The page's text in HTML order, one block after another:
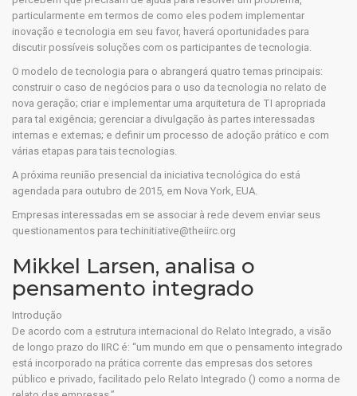
particularmente em termos de como eles podem implementar
inovação e tecnologia em seu favor, haverá oportunidades para
discutir possíveis soluções com os participantes de tecnologia.
O modelo de tecnologia para o abrangerá quatro temas principais:
construir o caso de negócios para o uso da tecnologia no relato de
nova geração; criar e implementar uma arquitetura de TI apropriada
para tal exigência; gerenciar a divulgação às partes interessadas
internas e externas; e definir um processo de adoção prático e com
várias etapas para tais tecnologias.
A próxima reunião presencial da iniciativa tecnológica do está
agendada para outubro de 2015, em Nova York, EUA.
Empresas interessadas em se associar à rede devem enviar seus
questionamentos para techinitiative@theiirc.org
Mikkel Larsen, analisa o
pensamento integrado
Introdução
De acordo com a estrutura internacional do Relato Integrado, a visão
de longo prazo do IIRC é: “um mundo em que o pensamento integrado
está incorporado na prática corrente das empresas dos setores
público e privado, facilitado pelo Relato Integrado () como a norma de